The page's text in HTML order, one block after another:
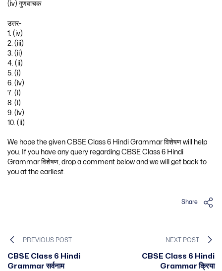
(iv) गुणवाचक
उत्तर-
1. (iv)
2. (iii)
3. (ii)
4. (ii)
5. (i)
6. (iv)
7. (i)
8. (i)
9. (iv)
10. (ii)
We hope the given CBSE Class 6 Hindi Grammar विशेषण will help
you. If you have any query regarding CBSE Class 6 Hindi
Grammar विशेषण, drop a comment below and we will get back to
you at the earliest.
Share
PREVIOUS POST
CBSE Class 6 Hindi
Grammar सर्वनाम
NEXT POST
CBSE Class 6 Hindi
Grammar क्रिया